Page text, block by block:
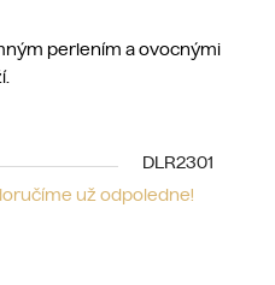
perlením a ovocnými
DLR2301
už odpoledne!